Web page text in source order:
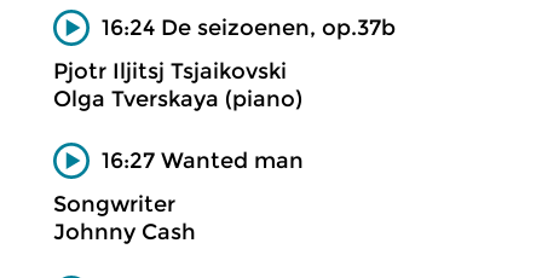
16:24 De seizoenen, op.37b
Pjotr Iljitsj Tsjaikovski
Olga Tverskaya (piano)
16:27 Wanted man
Songwriter
Johnny Cash